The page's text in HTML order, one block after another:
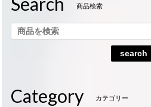
商品検索
search
Category カテゴリー